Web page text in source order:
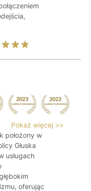
Pokaż więcej >>
położony w
Głuska
usługach
oferując